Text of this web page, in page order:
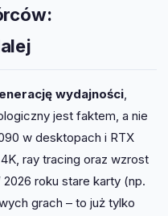
wydajności,
jest faktem, a nie
w desktopach i RTX
ray tracing oraz wzrost
2026 roku stare karty (np.
grach – to już tylko